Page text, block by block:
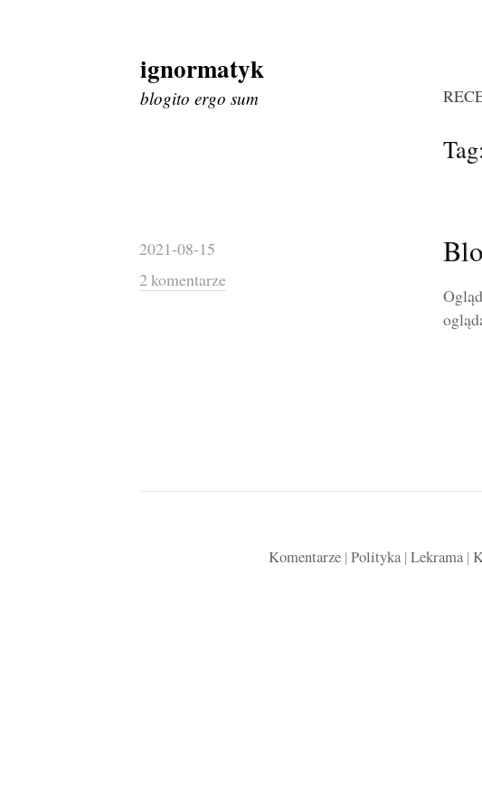
Skip
to
content
ignormatyk
blogito ergo sum
Tag:
2021-08-15
2 komentarze
Komentarze| Polityka| Lekrama|